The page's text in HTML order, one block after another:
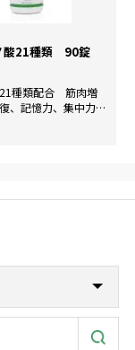
酸21種類 90錠
種類配合 筋肉増
、記憶力、集中力、
々な用途に使用され